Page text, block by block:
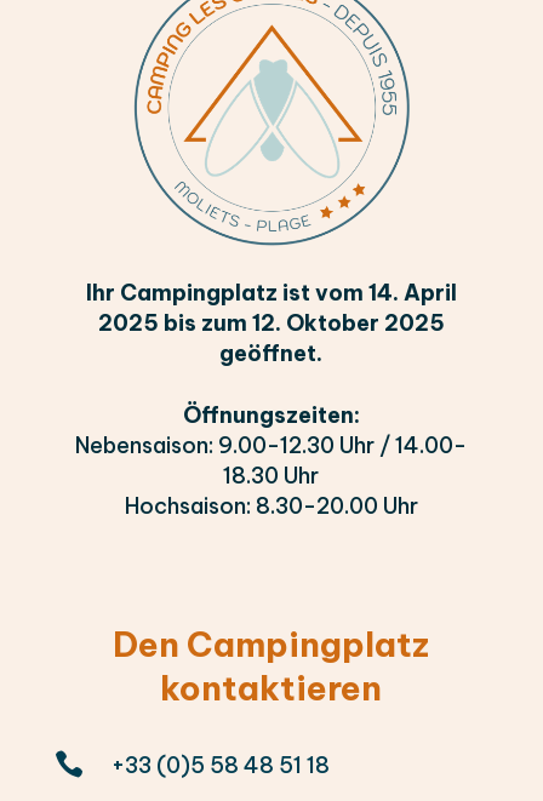
Ihr Campingplatz ist vom 14. April
2025 bis zum 12. Oktober 2025
geöffnet.
Öffnungszeiten:
Nebensaison: 9.00-12.30 Uhr / 14.00-
18.30 Uhr
Hochsaison: 8.30-20.00 Uhr
Den Campingplatz
kontaktieren
 +33 (0)5 58 48 51 18